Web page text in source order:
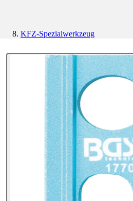
KFZ-Spezialwerkzeug